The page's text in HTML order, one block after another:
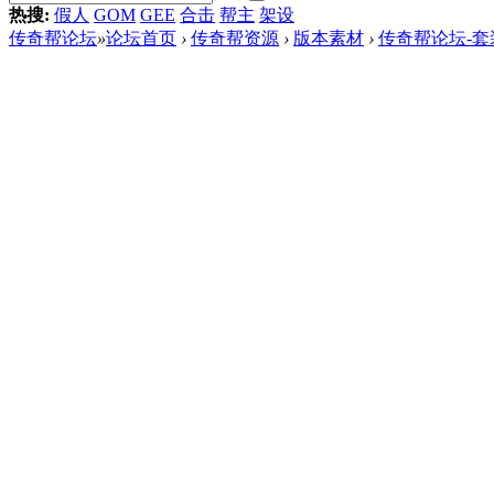
热搜: 假人 GOM GEE 合击 帮主 架设
传奇帮论坛»论坛首页 › 传奇帮资源 › 版本素材 › 传奇帮论坛-套